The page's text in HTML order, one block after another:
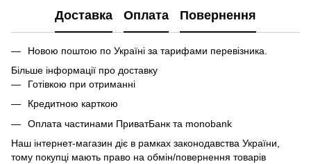
Доставка Оплата Повернення
Новою поштою по Україні за тарифами перевізника.
Більше інформації про доставку
Готівкою при отриманні
Кредитною карткою
Оплата частинами ПриватБанк та monobank
Наш інтернет-магазин діє в рамках законодавства України,
тому покупці мають право на обмін/повернення товарів